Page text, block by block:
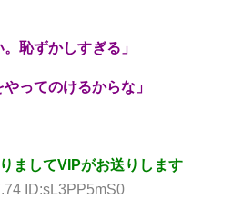
恥ずかしすぎる」
ってのけるからな」
ましてVIPがお送りします
ID:sL3PP5mS0